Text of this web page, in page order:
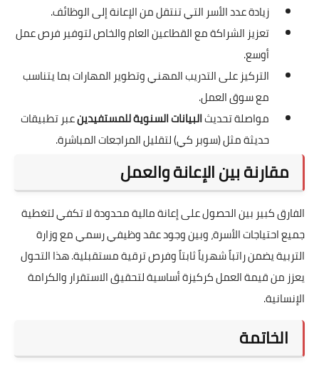
زيادة عدد الأسر التي تنتقل من الإعانة إلى الوظائف.
تعزيز الشراكة مع القطاعين العام والخاص لتوفير فرص عمل
أوسع.
التركيز على التدريب المهني وتطوير المهارات بما يتناسب
مع سوق العمل.
مواصلة تحديثالبيانات السنوية للمستفيدينعبر تطبيقات
حديثة مثل (سوبر كي) لتقليل المراجعات المباشرة.
مقارنة بين الإعانة والعمل
الفارق كبير بين الحصول على إعانة مالية محدودة لا تكفي لتغطية
جميع احتياجات الأسرة، وبين وجود عقد وظيفي رسمي مع وزارة
التربية يضمن راتباً شهرياً ثابتاً وفرص ترقية مستقبلية. هذا التحول
يعزز من قيمة العمل كركيزة أساسية لتحقيق الاستقرار والكرامة
الإنسانية.
الخاتمة